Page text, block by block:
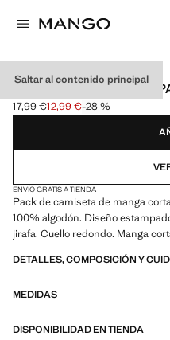
Saltar al contenido principal
PIJAMA CORTO
Precio inicial tachado [17,99 € ]
17,99 €
Precio actual [12,99 € ]
12,99 €-28 %
Selecciona un color
ENVÍO GRATIS A TIENDA
Pack de camiseta de manga
100% algodón. Diseño
jirafa. Cuello redondo. Manga
DETALLES, COMPOSICIÓN Y
MEDIDAS
DISPONIBILIDAD EN TIENDA